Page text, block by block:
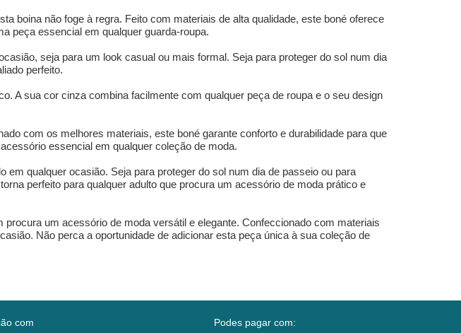
boina não foge à regra. Feito com materiais de alta qualidade, este boné oferece
peça essencial em qualquer guarda-roupa.
seja para um look casual ou mais formal. Seja para proteger do sol num dia
perfeito.
A sua cor cinza combina facilmente com qualquer peça de roupa e o seu design
com os melhores materiais, este boné garante conforto e durabilidade para que
essencial em qualquer coleção de moda.
qualquer ocasião. Seja para proteger do sol num dia de passeio ou para
perfeito para qualquer adulto que procura um acessório de moda prático e
um acessório de moda versátil e elegante. Confeccionado com materiais
Não perca a oportunidade de adicionar esta peça única à sua coleção de
com Podes pagar com: